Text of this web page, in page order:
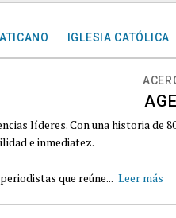
IGLESIA CATÓLICA
líderes. Con una historia de
e inmediatez.
que reúne... Leer más